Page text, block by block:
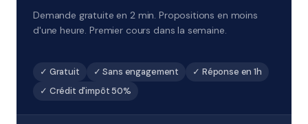
Demande gratuite en 2 min. Propositions en moins
d'une heure. Premier cours dans la semaine.
✓ Gratuit ✓ Sans engagement
✓ Réponse en 1h
✓ Crédit d'impôt 50%